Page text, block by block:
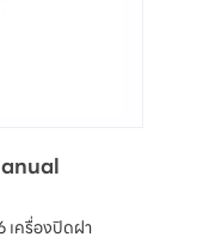
เครื่องปิดฝา